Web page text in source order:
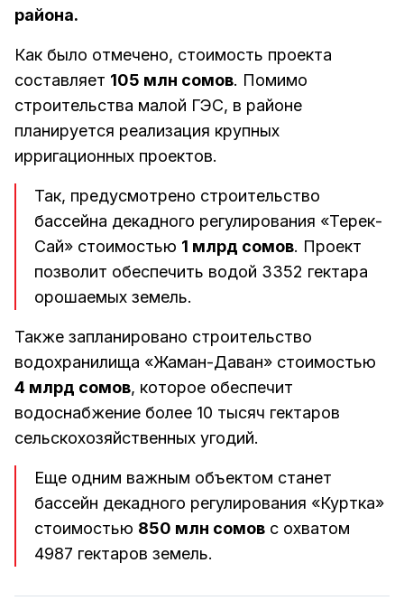
района.
Как было отмечено, стоимость проекта
составляет 105 млн сомов. Помимо
строительства малой ГЭС, в районе
планируется реализация крупных
ирригационных проектов.
Так, предусмотрено строительство
бассейна декадного регулирования «Терек-
Сай» стоимостью 1 млрд сомов. Проект
позволит обеспечить водой 3352 гектара
орошаемых земель.
Также запланировано строительство
водохранилища «Жаман-Даван» стоимостью
4 млрд сомов, которое обеспечит
водоснабжение более 10 тысяч гектаров
сельскохозяйственных угодий.
Еще одним важным объектом станет
бассейн декадного регулирования «Куртка»
стоимостью 850 млн сомов с охватом
4987 гектаров земель.